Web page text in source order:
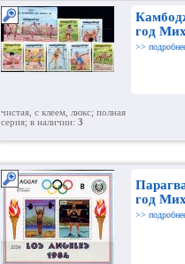
год
>>
чистая, с клеем, люкс; полная
серия; в наличии: 3
год
>>